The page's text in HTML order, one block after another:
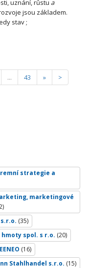
uznání, růstu a
jsou základem.
stav ;
... 43 » >
strategie a
marketingové
(35)
spol. s r.o. (20)
(16)
Stahlhandel s.r.o. (15)